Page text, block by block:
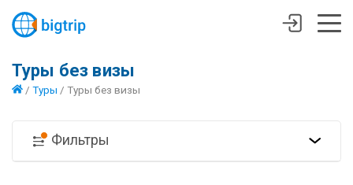
Туры без визы
/ Туры / Туры без визы
Фильтры